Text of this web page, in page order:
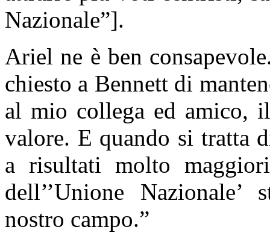
Nazionale”].
Ariel ne è ben
chiesto a Bennett di
al mio collega ed amico,
valore. E quando si tratta
a risultati molto
dell’’Unione
nostro campo.”